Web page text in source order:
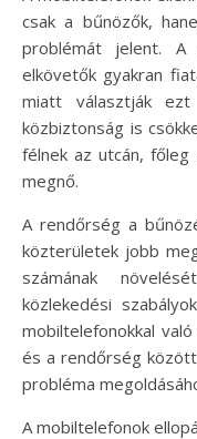
csak a bűnözők,
problémát jelent. A
elkövetők gyakran
miatt választják
közbiztonság is
félnek az utcán,
megnő.
A rendőrség a
közterületek jobb
számának
közlekedési
mobiltelefonokkal
és a rendőrség
probléma
A mobiltelefonok